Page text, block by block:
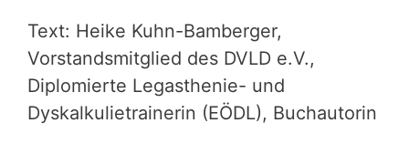
Text: Heike Kuhn-Bamberger,
Vorstandsmitglied des DVLD e.V.,
Diplomierte Legasthenie- und
Dyskalkulietrainerin (EÖDL), Buchautorin